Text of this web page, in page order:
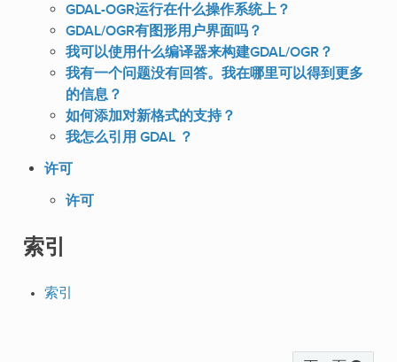
GDAL-OGR运行在什么操作系统上？
GDAL/OGR有图形用户界面吗？
我可以使用什么编译器来构建GDAL/OGR？
我有一个问题没有回答。我在哪里可以得到更多
的信息？
如何添加对新格式的支持？
我怎么引用 GDAL ？
许可
许可
索引
索引